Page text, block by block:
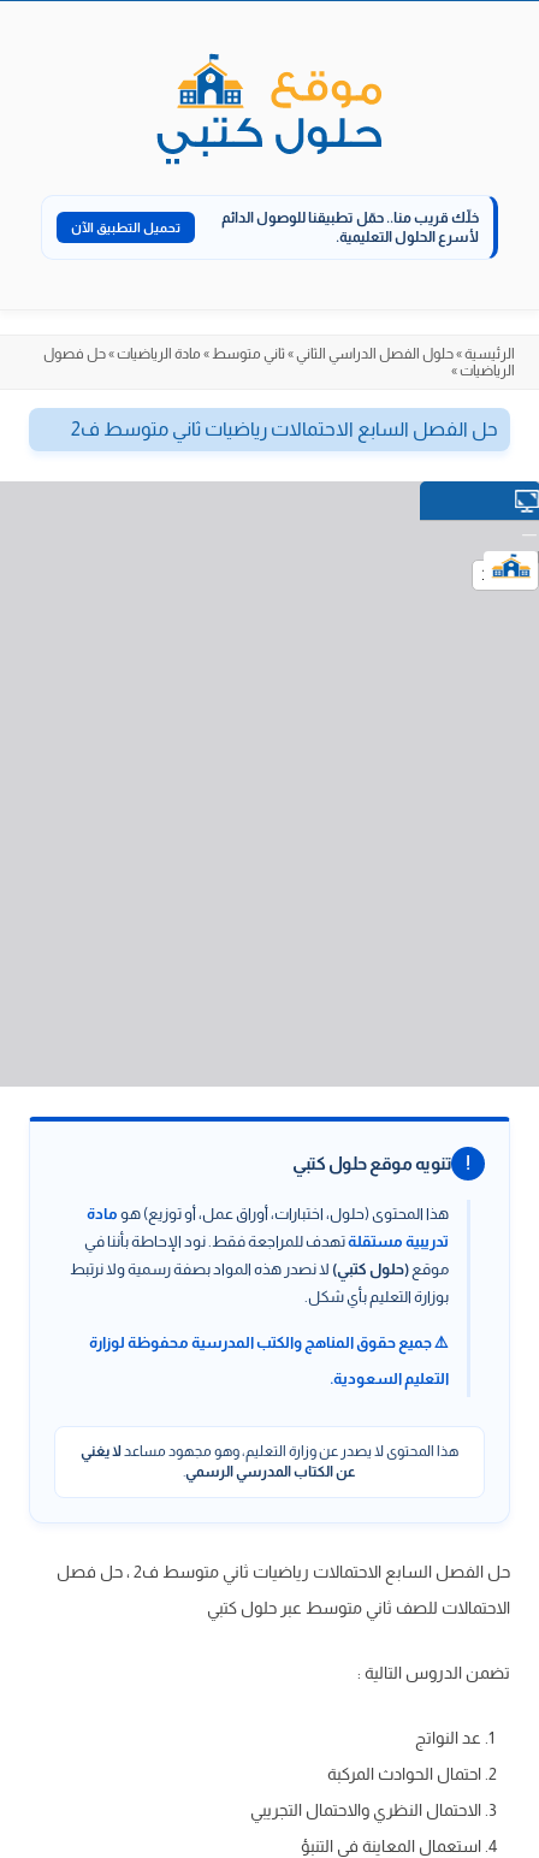
خلّك قريب منا.. حمّل تطبيقنا للوصول الدائم
لأسرع الحلول التعليمية.
تحميل التطبيق الآن
الرئيسية»حلول الفصل الدراسي الثاني» ثاني متوسط» مادة الرياضيات»حل فصول
الرياضيات»
حل الفصل السابع الاحتمالات رياضيات ثاني متوسط ف2
! تنويه موقع حلول كتبي
هذا المحتوى (حلول، اختبارات، أوراق عمل، أو توزيع) هو مادة
تدريبية مستقلةتهدف للمراجعة فقط. نود الإحاطة بأننا في
موقع (حلول كتبي) لا نصدر هذه المواد بصفة رسمية ولا نرتبط
بوزارة التعليم بأي شكل.
⚠️ جميع حقوق المناهج والكتب المدرسية محفوظة لوزارة
التعليم السعودية.
هذا المحتوى لا يصدر عن وزارة التعليم، وهو مجهود مساعدلا يغني
عن الكتاب المدرسي الرسمي.
حل الفصل السابع الاحتمالات رياضيات ثاني متوسط ف2 ، حل فصل
الاحتمالات للصف ثاني متوسط عبر حلول كتبي
تضمن الدروس التالية :
عد النواتج
احتمال الحوادث المركبة
الاحتمال النظري والاحتمال التجريبي
استعمال المعاينة في التنبؤ